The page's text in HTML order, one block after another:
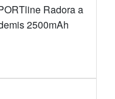
Radora a
2500mAh